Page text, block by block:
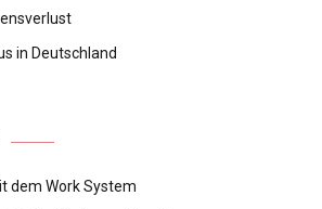
in Deutschland
dem Work System